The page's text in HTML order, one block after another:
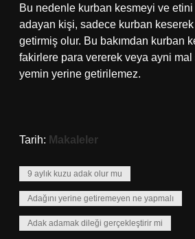
Bu nedenle kurban kesmeyi ve etini
adayan kişi, sadece kurban
getirmiş olur. Bu bakımdan kurban
fakirlere para vererek veya ayni
yemin yerine getirilemez.
Tarih: Makaleler
9 aylık kuzu adak olur mu
Adağını yerine getiremeyen ne yapmalı
Adak adamak dileği gerçekleştirir mi